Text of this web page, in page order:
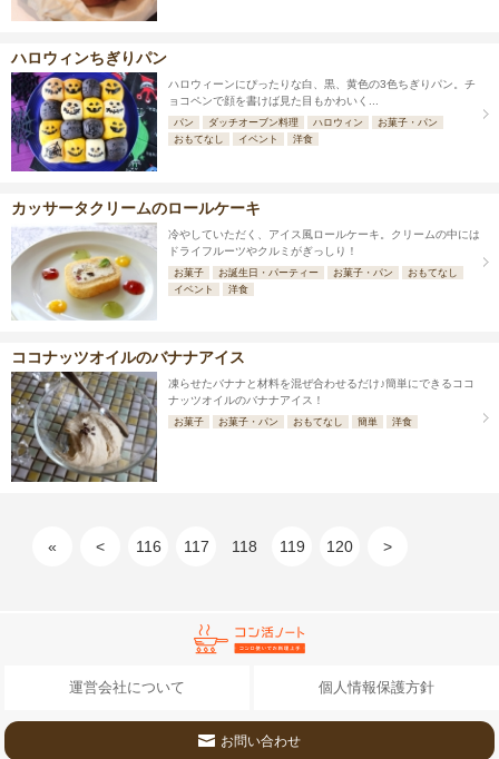
ハロウィンちぎりパン
ハロウィーンにぴったりな白、黒、黄色の3色ちぎりパン。チ
ョコペンで顔を書けば見た目もかわいく...
パン ダッチオーブン料理 ハロウィン
お菓子・パン
おもてなし
イベント 洋食
カッサータクリームのロールケーキ
冷やしていただく、アイス風ロールケーキ。クリームの中には
ドライフルーツやクルミがぎっしり！
お菓子 お誕生日・パーティー お菓子・パン
おもてなし
イベント
洋食
ココナッツオイルのバナナアイス
凍らせたバナナと材料を混ぜ合わせるだけ♪簡単にできるココ
ナッツオイルのバナナアイス！
お菓子 お菓子・パン おもてなし 簡単 洋食
« < 116 117 118 119 120 >
運営会社について 個人情報保護方針
お問い合わせ